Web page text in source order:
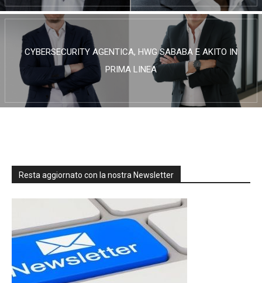
CYBERSECURITY AGENTICA, HWG SABABA E AKITO IN
PRIMA LINEA
Resta aggiornato con la nostra Newsletter